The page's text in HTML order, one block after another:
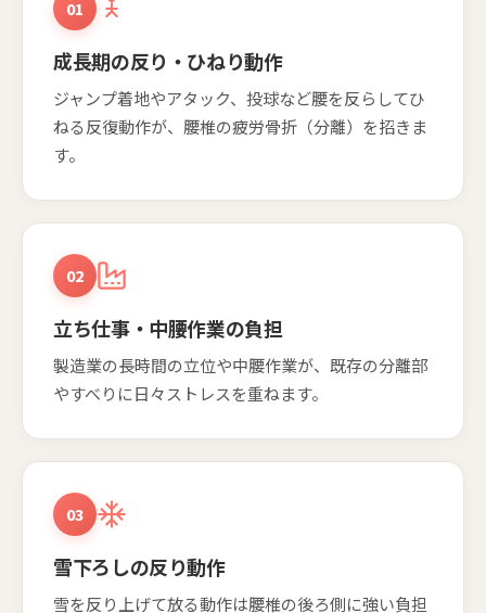
01
成長期の反り・ひねり動作
ジャンプ着地やアタック、投球など腰を反らしてひ
ねる反復動作が、腰椎の疲労骨折（分離）を招きま
す。
02
立ち仕事・中腰作業の負担
製造業の長時間の立位や中腰作業が、既存の分離部
やすべりに日々ストレスを重ねます。
03
雪下ろしの反り動作
雪を反り上げて放る動作は腰椎の後ろ側に強い負担